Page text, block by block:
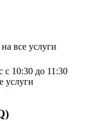
все услуги
с 10:30 до 11:30
услуги